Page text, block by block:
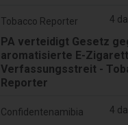
Tobacco Reporter 4
PA verteidigt Gesetz
aromatisierte E-
Verfassungsstreit -
Reporter
Confidentenamibia 4